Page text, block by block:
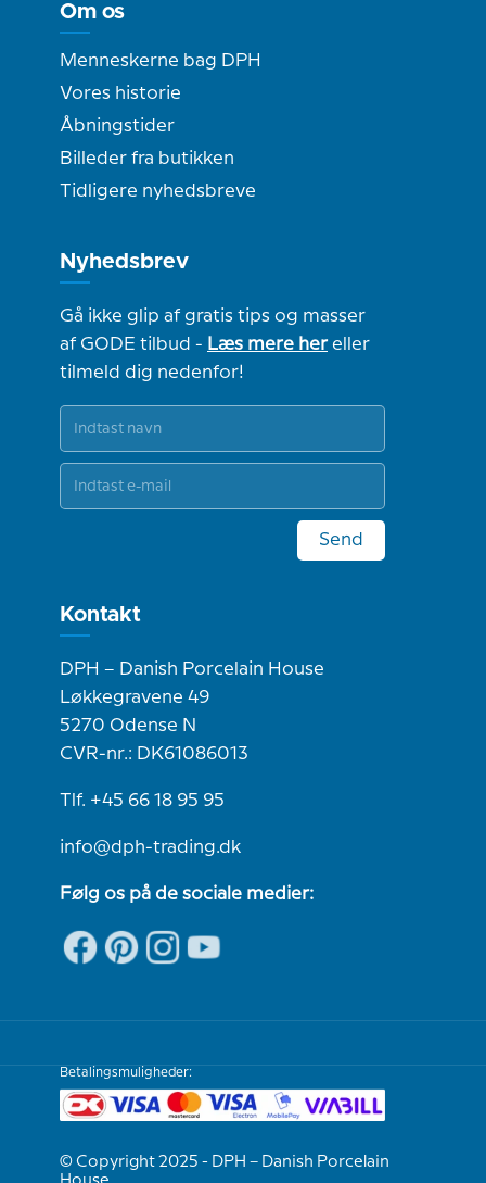
Om os
Menneskerne bag DPH
Vores historie
Åbningstider
Billeder fra butikken
Tidligere nyhedsbreve
Nyhedsbrev
Gå ikke glip af gratis tips og masser
af GODE tilbud - Læs mere hereller
tilmeld dig nedenfor!
Send
Kontakt
DPH – Danish Porcelain House
Løkkegravene 49
5270 Odense N
CVR-nr.: DK61086013
Tlf. +45 66 18 95 95
info@dph-trading.dk
Følg os på de sociale medier:
Betalingsmuligheder:
© Copyright 2025 - DPH – Danish Porcelain